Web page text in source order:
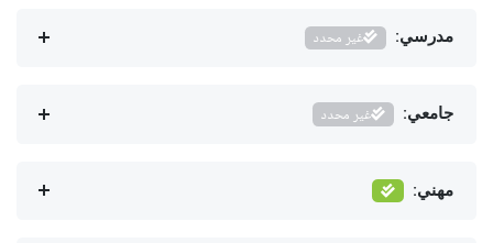
مدرسي: غير محدد
جامعي: غير محدد
مهني: